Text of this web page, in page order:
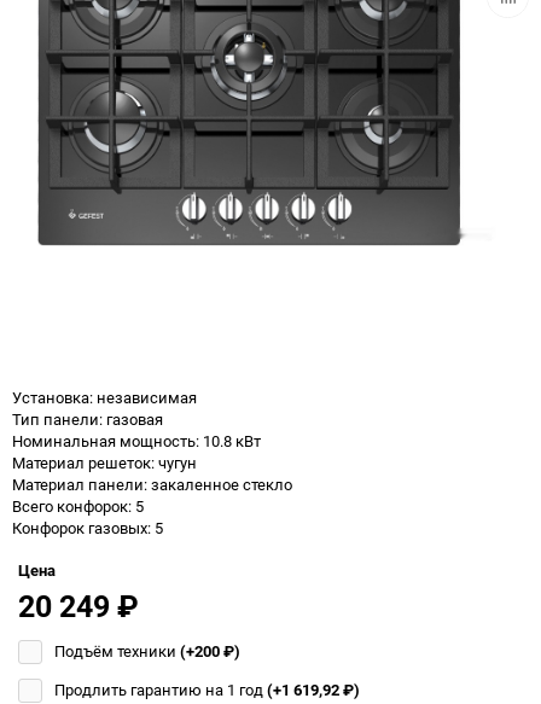
Установка: независимая
Тип панели: газовая
Номинальная мощность: 10.8 кВт
Материал решеток: чугун
Материал панели: закаленное стекло
Всего конфорок: 5
Конфорок газовых: 5
Цена
20 249 ₽
Подъём техники (+200₽)
Продлить гарантию на 1 год(+1 619,92₽)